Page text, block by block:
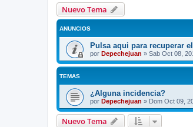
Nuevo Tema
ANUNCIOS
Pulsa aqui para recuperar
por Depechejuan » Sab Oct 08,
TEMAS
¿Alguna incidencia?
por Depechejuan » Dom Oct 09,
Nuevo Tema